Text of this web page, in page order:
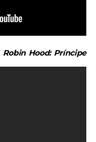
Robin Hood: Príncipe